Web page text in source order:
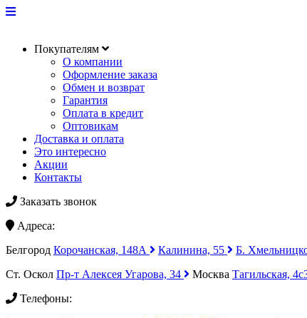
Покупателям
О компании
Оформление заказа
Обмен и возврат
Гарантия
Оплата в кредит
Оптовикам
Доставка и оплата
Это интересно
Акции
Контакты
Заказать звонок
Адреса:
Белгород Корочанская, 148А Калинина, 55 Б.
Ст. Оскол Пр-т Алексея Угарова, 34 Москва Тагильская,
Телефоны: